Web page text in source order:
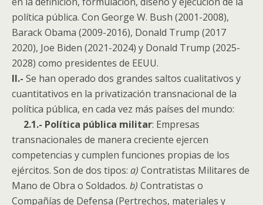
política pública. Con George W. Bush (2001-2008),
Barack Obama (2009-2016), Donald Trump (2017
2020), Joe Biden (2021-2024) y Donald Trump (2025-
2028) como presidentes de EEUU.
II.- Se han operado dos grandes saltos cualitativos y
cuantitativos en la privatización transnacional de la
política pública, en cada vez más países del mundo:
2.1.- Política pública militar: Empresas
transnacionales de manera creciente ejercen
competencias y cumplen funciones propias de los
ejércitos. Son de dos tipos: a) Contratistas Militares de
Mano de Obra o Soldados. b) Contratistas o
Compañías de Defensa (Pertrechos, materiales y